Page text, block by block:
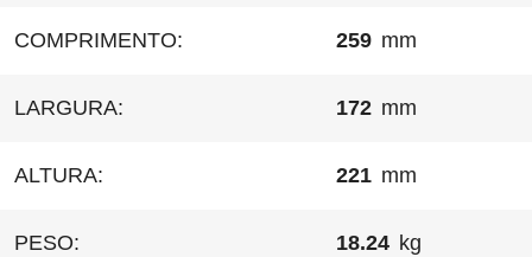
COMPRIMENTO: 259 mm
LARGURA: 172 mm
ALTURA: 221 mm
PESO: 18.24 kg